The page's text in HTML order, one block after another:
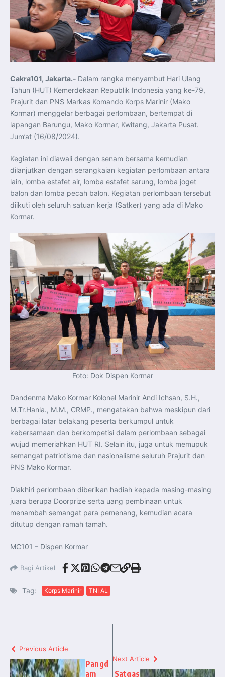
Koordinasi Jaga Stabilitas Keuangan dan Kepercayaan
Pasar
Presiden Prabowo Perkuat Sinergi Perguruan Tinggi dan
PT PAL untuk Majukan Industri Perkapalan Nasional
KASAL dan Panglima Armada Pasifik Rusia Resmi Buka
Latma ORRUDA 2026
T-50i Golden Eagle TNI AU Meriahkan Pitch Black Mindil
Beach Flying Display 2026
Indonesia dan Turki Sepakati Joint Action Plan 2026–
Balai Vokasi
TNI AU Tingkatkan Kemampuan Personel melalui
Pelatihan Signal Radio untuk Misi Pertahanan Udara dan
Radar
Menkeu Purbaya Instruksikan Penyelarasan Aturan KEK
untuk Perkuat Daya Saing Industri Dalam Negeri
Mentan Amran Pacu Produksi Gula Nasional, Target
Swasembada Gula Putih Dua Tahun dan Tembus 3 Juta
Ton
Menlu Sugiono Tekankan Inovasi sebagai Kunci
Latma ORRUDA 2026 di Vladivostok Perkuat Diplomasi
Maritim TNI AL dan Rusia
Latihan DACT di Exercise Pitch Black 2026 Tingkatkan
Kesiapan Tempur Penerbang TNI AU
Menlu Sugiono: “Kekuatan Ekonomi ASEAN-RRT Harus
Menjadi Penopang Stabilitas Kawasan”
ASEAN dan Amerika Serikat Perkuat Kemitraan untuk
Jaga Stabilitas Kawasan dan Dorong Pertumbuhan
Menteri PKP dan Ketua DEN Perkuat Kolaborasi
Teknologi, Data, dan Pembiayaan Demi Percepatan
Program 3 Juta Rumah
Pendaftaran MagangHub Angkatan II Batch 1 Dibuka
hingga 28 Juli 2026, Kesempatan Raih Pengalaman Kerja
dan Sertifikasi Kompetensi
KASAU Bekali 154 Perwira Remaja AAU 2026, Tekankan
Integritas dan Profesionalisme sebagai Bekal
Pengabdian
Menlu Sugiono Dorong Kemitraan ASEAN–Inggris yang
Lebih Erat Hadapi Tantangan Global
Indonesia Dorong ASEAN dan Uni Eropa Perkuat
Stabilitas Global melalui Kemitraan Strategis
Menlu RI Dorong Kemitraan Ekonomi ASEAN–Korea
Selatan untuk Perkuat Ketahanan Kawasan
Kemitraan ASEAN–Kanada Perkuat Ketahanan Ekonomi,
Pangan, dan Energi Kawasan
ASEAN dan India Perkuat Ketahanan Kawasan lewat
Kerja Sama Maritim, Ekonomi, dan Kesehatan
BI Pertahankan BI-Rate 5,75 Persen untuk Jaga
Stabilitas dan Dukung Pertumbuhan Ekonomi
Transparansi dan Akuntabilitas Program Makan Bergizi
Gratis
Cakra101, Jakarta.- Dalam rangka menyambut Hari Ulang
Tahun (HUT) Kemerdekaan Republik Indonesia yang ke-79,
Prajurit dan PNS Markas Komando Korps Marinir (Mako
Kormar) menggelar berbagai perlombaan, bertempat di
lapangan Barungu, Mako Kormar, Kwitang, Jakarta Pusat.
Jum’at (16/08/2024).
Kegiatan ini diawali dengan senam bersama kemudian
dilanjutkan dengan serangkaian kegiatan perlombaan antara
lain, lomba estafet air, lomba estafet sarung, lomba joget
balon dan lomba pecah balon. Kegiatan perlombaan tersebut
diikuti oleh seluruh satuan kerja (Satker) yang ada di Mako
Kormar.
Foto: Dok Dispen Kormar
Dandenma Mako Kormar Kolonel Marinir Andi Ichsan, S.H.,
M.Tr.Hanla., M.M., CRMP., mengatakan bahwa meskipun dari
berbagai latar belakang peserta berkumpul untuk
kebersamaan dan berkompetisi dalam perlombaan sebagai
wujud memeriahkan HUT RI. Selain itu, juga untuk memupuk
semangat patriotisme dan nasionalisme seluruh Prajurit dan
PNS Mako Kormar.
Diakhiri perlombaan diberikan hadiah kepada masing-masing
juara berupa Doorprize serta uang pembinaan untuk
menambah semangat para pemenang, kemudian acara
ditutup dengan ramah tamah.
MC101 – Dispen Kormar
Bagi Artikel
Tag: Korps Marinir TNI AL
Previous Article
Pangd
am
Next Article
Satgas